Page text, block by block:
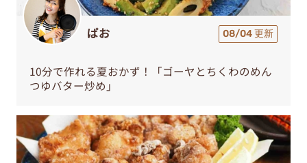
ぱお 08/04 更新
10分で作れる夏おかず！「ゴーヤとちくわのめん
つゆバター炒め」